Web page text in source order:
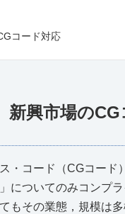
コード対応
興市場のCG
・コード（CGコー
についてのみコンプ
もその業態，規模は